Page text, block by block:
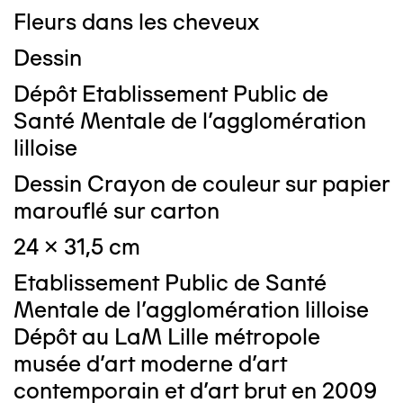
Fleurs dans les cheveux
Dessin
Dépôt Etablissement Public de
Santé Mentale de l'agglomération
lilloise
Dessin Crayon de couleur sur papier
marouflé sur carton
24 x 31,5 cm
Etablissement Public de Santé
Mentale de l'agglomération lilloise
Dépôt au LaM Lille métropole
musée d’art moderne d’art
contemporain et d’art brut en 2009